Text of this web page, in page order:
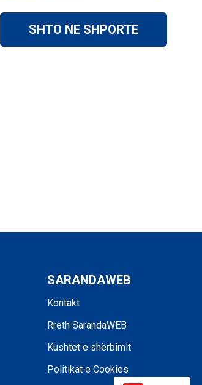
SHTO NE SHPORTE
SARANDAWEB
Kontakt
Rreth SarandaWEB
Kushtet e shërbimit
Politikat e Cookies